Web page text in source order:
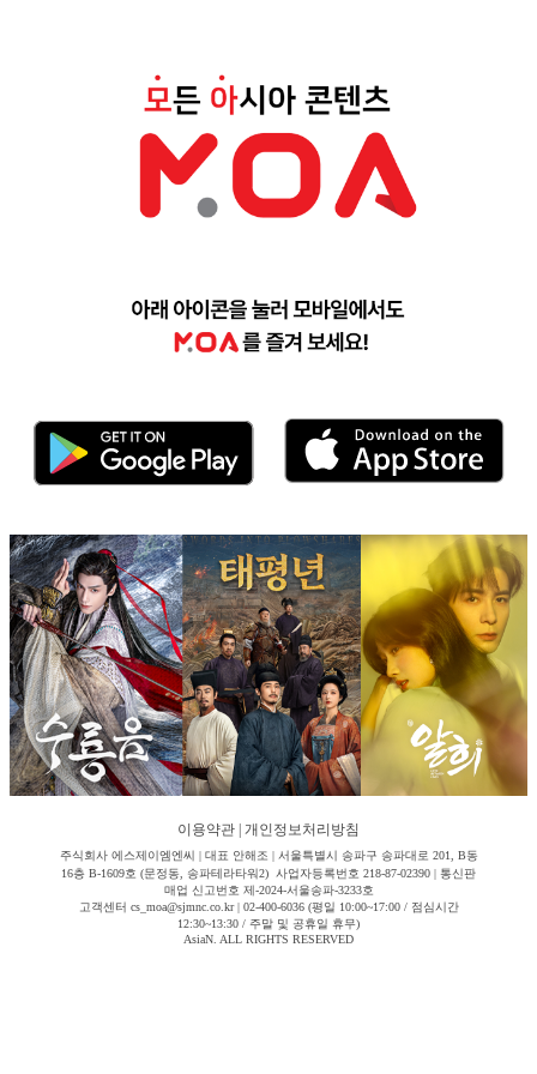
이용약관 개인정보처리방침
주식회사 에스제이엠엔씨 | 대표 안해조 | 서울특별시 송파구 송파대로 201, B동
16층 B-1609호 (문정동, 송파테라타워2) 사업자등록번호 218-87-02390 | 통신판
매업 신고번호 제-2024-서울송파-3233호
고객센터 cs_moa@sjmnc.co.kr | 02-400-6036 (평일 10:00~17:00 / 점심시간
12:30~13:30 / 주말 및 공휴일 휴무)
AsiaN. ALL RIGHTS RESERVED